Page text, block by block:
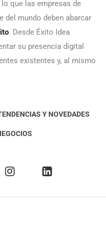
que las empresas de
del mundo deben abarcar
. Desde Éxito Idea
su presencia digital
existentes y, al mismo
Y NOVEDADES